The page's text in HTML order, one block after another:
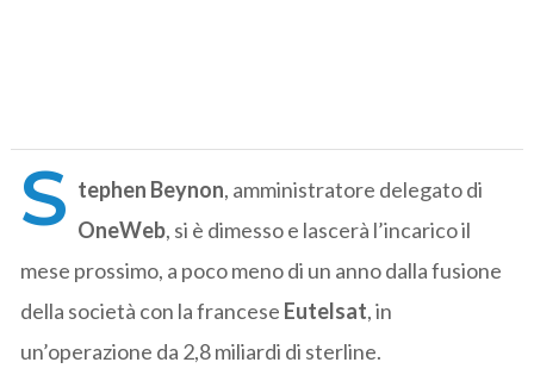
S tephen Beynon, amministratore delegato di
OneWeb, si è dimesso e lascerà l’incarico il
mese prossimo, a poco meno di un anno dalla fusione
della società con la francese Eutelsat, in
un’operazione da 2,8 miliardi di sterline.